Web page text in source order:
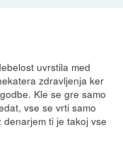
uvrstila med
zdravljenja ker
Kle se gre samo
vse se vrti samo
ti je takoj vse